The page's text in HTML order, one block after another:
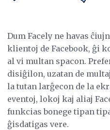
Dum Facely ne havas
klientoj de Facebook, ĝi
al vi multan spacon.
disiĝilon, uzatan de
la tutan larĝecon de la
eventoj, lokoj kaj aliaj
funkcias bonege tipan
ĝisdatigas vere.